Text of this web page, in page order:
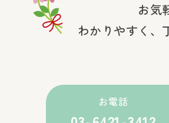
お気
わかりやすく、
お電話